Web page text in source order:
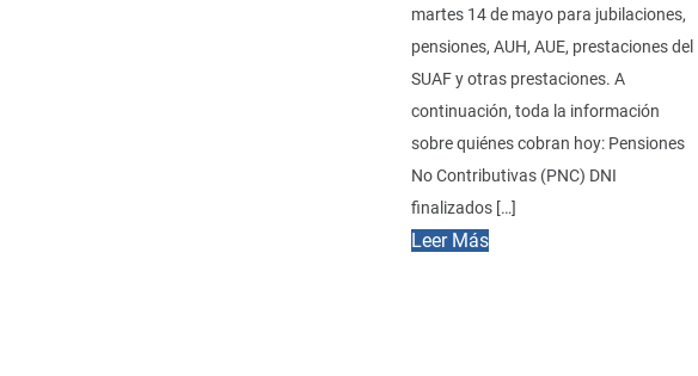
martes 14 de mayo para jubilaciones,
pensiones, AUH, AUE, prestaciones del
SUAF y otras prestaciones. A
continuación, toda la información
sobre quiénes cobran hoy: Pensiones
No Contributivas (PNC) DNI
finalizados […]
Leer Más